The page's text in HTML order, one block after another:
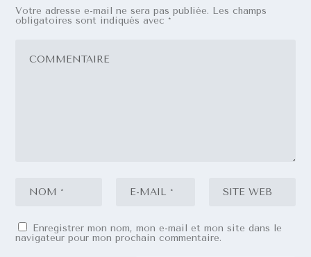
Votre adresse e-mail ne sera pas publiée. Les champs
obligatoires sont indiqués avec *
Enregistrer mon nom, mon e-mail et mon site dans le
navigateur pour mon prochain commentaire.